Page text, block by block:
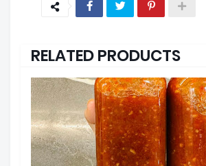
RELATED PRODUCTS